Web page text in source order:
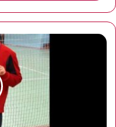
ر
د